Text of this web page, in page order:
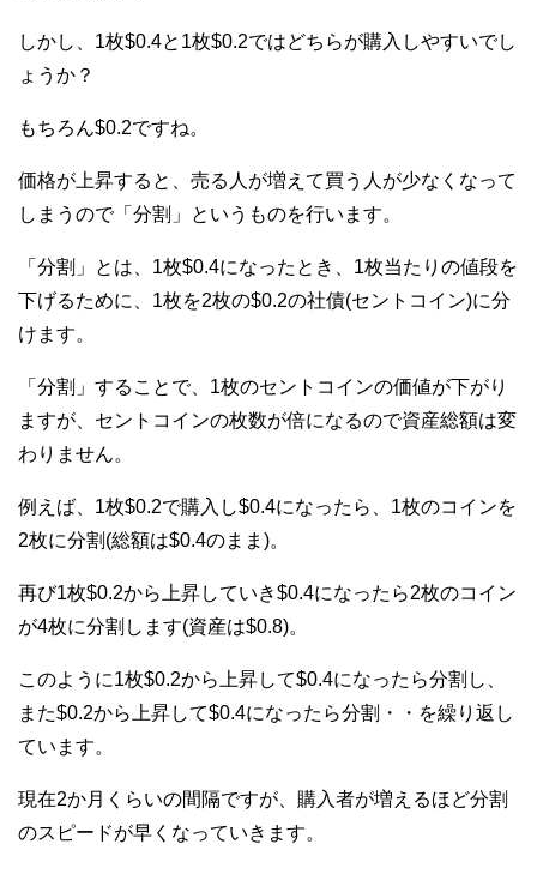
しかし、1枚$0.4と1枚$0.2ではどちらが購入しやすいでし
ょうか？
もちろん$0.2ですね。
価格が上昇すると、売る人が増えて買う人が少なくなって
しまうので「分割」というものを行います。
「分割」とは、1枚$0.4になったとき、1枚当たりの値段を
下げるために、1枚を2枚の$0.2の社債(セントコイン)に分
けます。
「分割」することで、1枚のセントコインの価値が下がり
ますが、セントコインの枚数が倍になるので資産総額は変
わりません。
例えば、1枚$0.2で購入し$0.4になったら、1枚のコインを
2枚に分割(総額は$0.4のまま)。
再び1枚$0.2から上昇していき$0.4になったら2枚のコイン
が4枚に分割します(資産は$0.8)。
このように1枚$0.2から上昇して$0.4になったら分割し、
また$0.2から上昇して$0.4になったら分割・・を繰り返し
ています。
現在2か月くらいの間隔ですが、購入者が増えるほど分割
のスピードが早くなっていきます。